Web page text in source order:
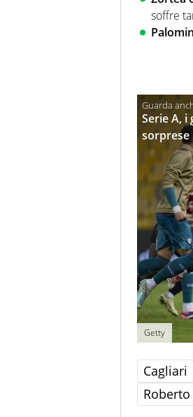
soffre
Serie A,
sorprese
Getty
Cagliari